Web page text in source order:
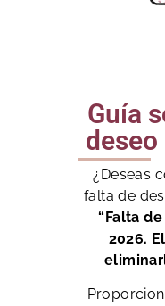
Guía
¿Deseas
falta de
“Falta
2026.